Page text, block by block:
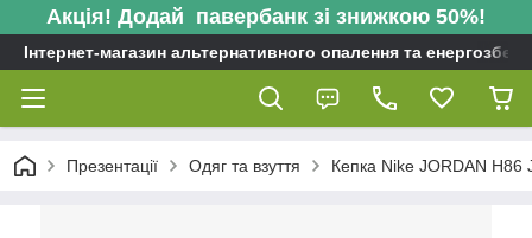
Акція! Додай павербанк зі знижкою 50%!
Інтернет-магазин альтернативного опалення та
Презентації Одяг та взуття Кепка Nike JORDAN H86